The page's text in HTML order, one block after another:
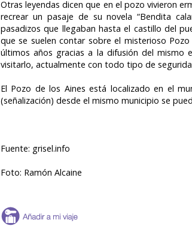
Otras leyendas dicen que en el pozo vivieron
recrear un pasaje de su novela “Bendita
pasadizos que llegaban hasta el castillo del
que se suelen contar sobre el misterioso
últimos años gracias a la difusión del mismo
visitarlo, actualmente con todo tipo de
El Pozo de los Aines está localizado en el
(señalización) desde el mismo municipio se
Fuente: grisel.info
Foto: Ramón Alcaine